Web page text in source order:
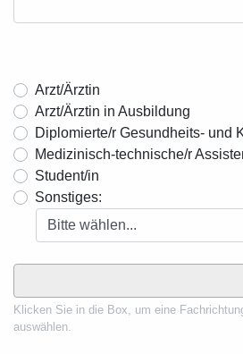
Arzt/Ärztin
Arzt/Ärztin in Ausbildung
Diplomierte/r Gesundheits- und
Medizinisch-technische/r
Student/in
Sonstiges:
Klicken Sie in die Box, um eine
auswählen.